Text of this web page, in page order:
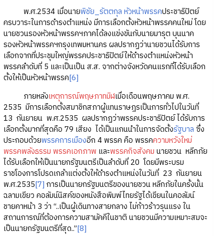
พ.ศ.2534 เมื่อนายพิชัย_รัตตกุล หัวหน้าพรรคประชาธิปัตย์
ครบวาระในการดำรงตำแหน่ง มีการเลือกตั้งหัวหน้าพรรคคนใหม่ โดย
นายชวนรองหัวหน้าพรรคฯภาคได้ลงแข่งขันกับนายมารุต บุนนาค
รองหัวหน้าพรรคฯกรุงเทพมหานคร ผลปรากฏว่านายชวนได้รับการ
เลือกจากที่ประชุมใหญ่พรรคประชาธิปัตย์ให้ดำรงตำแหน่งหัวหน้า
พรรคลำดับที่ 5 และเป็นเป็น ส.ส. จากต่างจังหวัดคนแรกที่ได้รับเลือก
ตั้งให้เป็นหัวหน้าพรรค[6]
ภายหลังเหตุการณ์พฤษภาทมิฬเมื่อเดือนพฤษภาคม พ.ศ.
2535 มีการเลือกตั้งสมาชิกสภาผู้แทนราษฎรเป็นการทั่วไปในวันที่
13 กันยายน พ.ศ.2535 ผลปรากฏว่าพรรคประชาธิปัตย์ ได้รับการ
เลือกตั้งมากที่สุดคือ 79 เสียง ได้เป็นแกนนำในการจัดตั้งรัฐบาล ซึ่ง
ประกอบด้วยพรรคการเมืองอีก 4 พรรค คือ พรรคความหวังใหม่
พรรคพลังธรรม พรรคเอกภาพ และพรรคกิจสังคม นายชวน หลีกภัย
ได้รับเลือกให้เป็นนายกรัฐมนตรีเป็นลำดับที่ 20 โดยมีพระบรม
ราชโองการโปรดเกล้าแต่งตั้งให้ดำรงตำแหน่งในวันที่ 23 กันยายน
พ.ศ.2535[7] การเป็นนายกรัฐมนตรีของนายชวน หลีกภัยในครั้งนั้น
ฉลามเขียว คอลัมน์นิสค์ของหนังสือพิมพ์ไทยรัฐได้เขียนในคอลัมน์
ชายคาหน้า 3 ว่า “..เป็นผู้เดินทางสายกลาง ไม่ก้าวร้าวรุนแรง ใน
สถานการณ์ที่ต้องการความสามัคคีในชาติ นายชวนมีความเหมาะสมจะ
เป็นนายกรัฐมนตรีที่สุด..”[8]